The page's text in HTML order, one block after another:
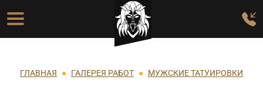
Перейти к основному содержанию
Основная навигация
Строка навигации
ГЛАВНАЯ ГАЛЕРЕЯ РАБОТ МУЖСКИЕ ТАТУИРОВКИ